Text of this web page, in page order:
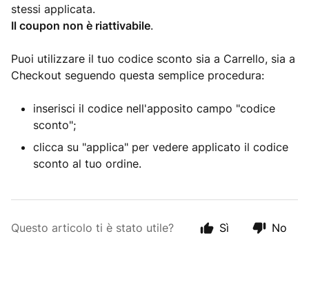
stessi applicata.
Il coupon non è riattivabile.
Puoi utilizzare il tuo codice sconto sia a Carrello, sia a
Checkout seguendo questa semplice procedura:
inserisci il codice nell'apposito campo "codice
sconto";
clicca su "applica" per vedere applicato il codice
sconto al tuo ordine.
Questo articolo ti è stato utile? Sì No